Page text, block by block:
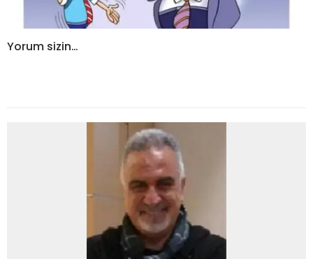
Yorum sizin…